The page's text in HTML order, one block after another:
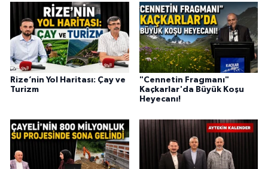
Rize’nin Yol Haritası: Çay ve
Turizm
"Cennetin Fragmanı"
Kaçkarlar'da Büyük Koşu
Heyecanı!